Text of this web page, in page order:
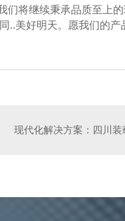
们将继续秉承品质至上
..美好明天。愿我们的